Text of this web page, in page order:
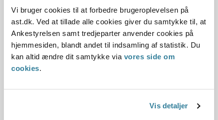
Vi bruger cookies til at forbedre brugeroplevelsen på
ast.dk. Ved at tillade alle cookies giver du samtykke til, at
Ankestyrelsen samt tredjeparter anvender cookies på
hjemmesiden, blandt andet til indsamling af statistik. Du
kan altid ændre dit samtykke via vores side om
cookies.
Vis detaljer
Dato for underskrift
01.12.2015
Offentliggørelsesdato
02.12.2015